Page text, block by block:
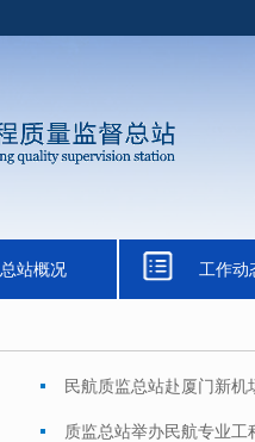
总站概况 工作动
民航质监总站赴厦门新机
质监总站举办民航专业